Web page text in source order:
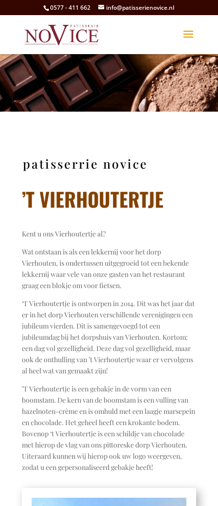
0577 - 411 662 info@patisserienovice.nl
patisserrie novice
’T VIERHOUTERTJE
Kent u ons Vierhoutertje al?
Wat ontstaan is als een lekkernij voor het dorp
Vierhouten, is ondertussen uitgegroeid tot een bekende
lekkernij waar vele van onze gasten van het restaurant
graag een blokje om voor fietsen.
‘T Vierhoutertje is ontworpen in 2014. Dit was het jaar dat
er in het dorp Vierhouten verschillende verenigingen een
jubileum vierden. Dit is samengevoegd tot een
jubileumdag bij het dorpshuis van Vierhouten. Kortom:
een dag vol gezelligheid. Deze dag vol gezelligheid, maar
ook de onthulling van ’t Vierhoutertje waar er vervolgens
al heel wat van gemaakt zijn!
’T Vierhoutertje is een gebakje in de vorm van een
boomstam. De kern van de boomstam is een vulling van
hazelnoten-crème en is omhuld met een laagje marsepein
en chocolade. Het geheel heeft een krokante bodem.
Bovenop ‘t Vierhoutertje is een schildje van chocolade
met hierop de vlag van ons pittoreske dorp Vierhouten.
Uiteraard kunnen wij hierop ook uw logo weergeven,
zodat u een gepersonaliseerd gebakje heeft!